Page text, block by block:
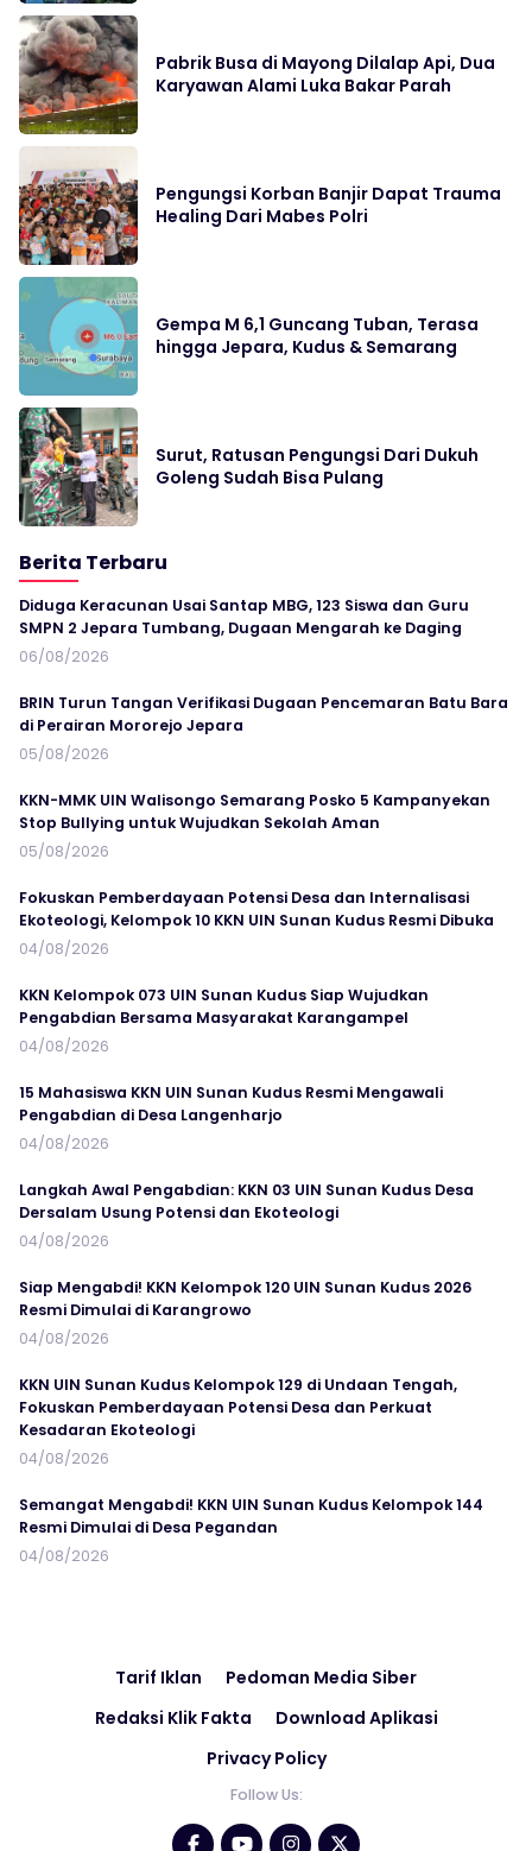
Pabrik Busa di Mayong Dilalap Api, Dua
Karyawan Alami Luka Bakar Parah
Pengungsi Korban Banjir Dapat Trauma
Healing Dari Mabes Polri
Gempa M 6,1 Guncang Tuban, Terasa
hingga Jepara, Kudus & Semarang
Surut, Ratusan Pengungsi Dari Dukuh
Goleng Sudah Bisa Pulang
Berita Terbaru
Diduga Keracunan Usai Santap MBG, 123 Siswa dan Guru
SMPN 2 Jepara Tumbang, Dugaan Mengarah ke Daging
06/08/2026
BRIN Turun Tangan Verifikasi Dugaan Pencemaran Batu Bara
di Perairan Mororejo Jepara
05/08/2026
KKN-MMK UIN Walisongo Semarang Posko 5 Kampanyekan
Stop Bullying untuk Wujudkan Sekolah Aman
05/08/2026
Fokuskan Pemberdayaan Potensi Desa dan Internalisasi
Ekoteologi, Kelompok 10 KKN UIN Sunan Kudus Resmi Dibuka
04/08/2026
KKN Kelompok 073 UIN Sunan Kudus Siap Wujudkan
Pengabdian Bersama Masyarakat Karangampel
04/08/2026
15 Mahasiswa KKN UIN Sunan Kudus Resmi Mengawali
Pengabdian di Desa Langenharjo
04/08/2026
Langkah Awal Pengabdian: KKN 03 UIN Sunan Kudus Desa
Dersalam Usung Potensi dan Ekoteologi
04/08/2026
Siap Mengabdi! KKN Kelompok 120 UIN Sunan Kudus 2026
Resmi Dimulai di Karangrowo
04/08/2026
KKN UIN Sunan Kudus Kelompok 129 di Undaan Tengah,
Fokuskan Pemberdayaan Potensi Desa dan Perkuat
Kesadaran Ekoteologi
04/08/2026
Semangat Mengabdi! KKN UIN Sunan Kudus Kelompok 144
Resmi Dimulai di Desa Pegandan
04/08/2026
Tarif Iklan
Pedoman Media Siber
Redaksi Klik Fakta
Download Aplikasi
Privacy Policy
Follow Us: